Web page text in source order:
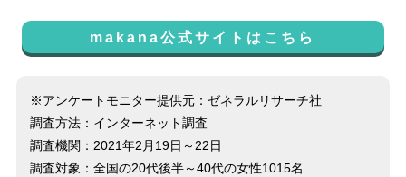
makana公式サイトはこちら
※アンケートモニター提供元：ゼネラルリサーチ社
調査方法：インターネット調査
調査機関：2021年2月19日～22日
調査対象：全国の20代後半～40代の女性1015名